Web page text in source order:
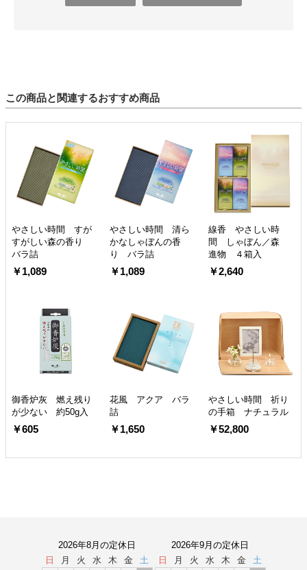
この商品と関連するおすすめ商品
やさしい時間 すが
すがしい森の香り
バラ詰
￥1,089
やさしい時間 清ら
かなしゃぼんの香
り バラ詰
￥1,089
線香 やさしい時
間 しゃぼん／森
進物 ４箱入
￥2,640
御香炉灰 燃え残り
が少ない 約50g入
￥605
花風 アクア バラ
詰
￥1,650
やさしい時間 祈り
の手箱 ナチュラル
￥52,800
2026年8月の定休日
日
月 火 水 木 金
土
2026年9月の定休日
日
月 火 水 木 金
土